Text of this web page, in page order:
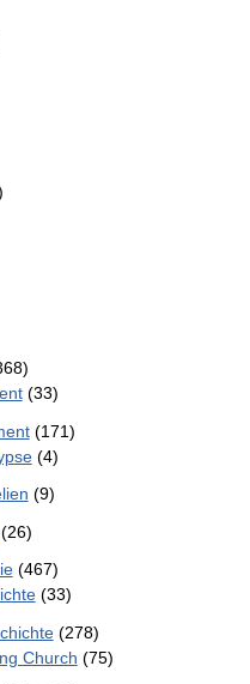
(33)
(171)
(4)
(9)
(467)
(33)
(278)
Church (75)